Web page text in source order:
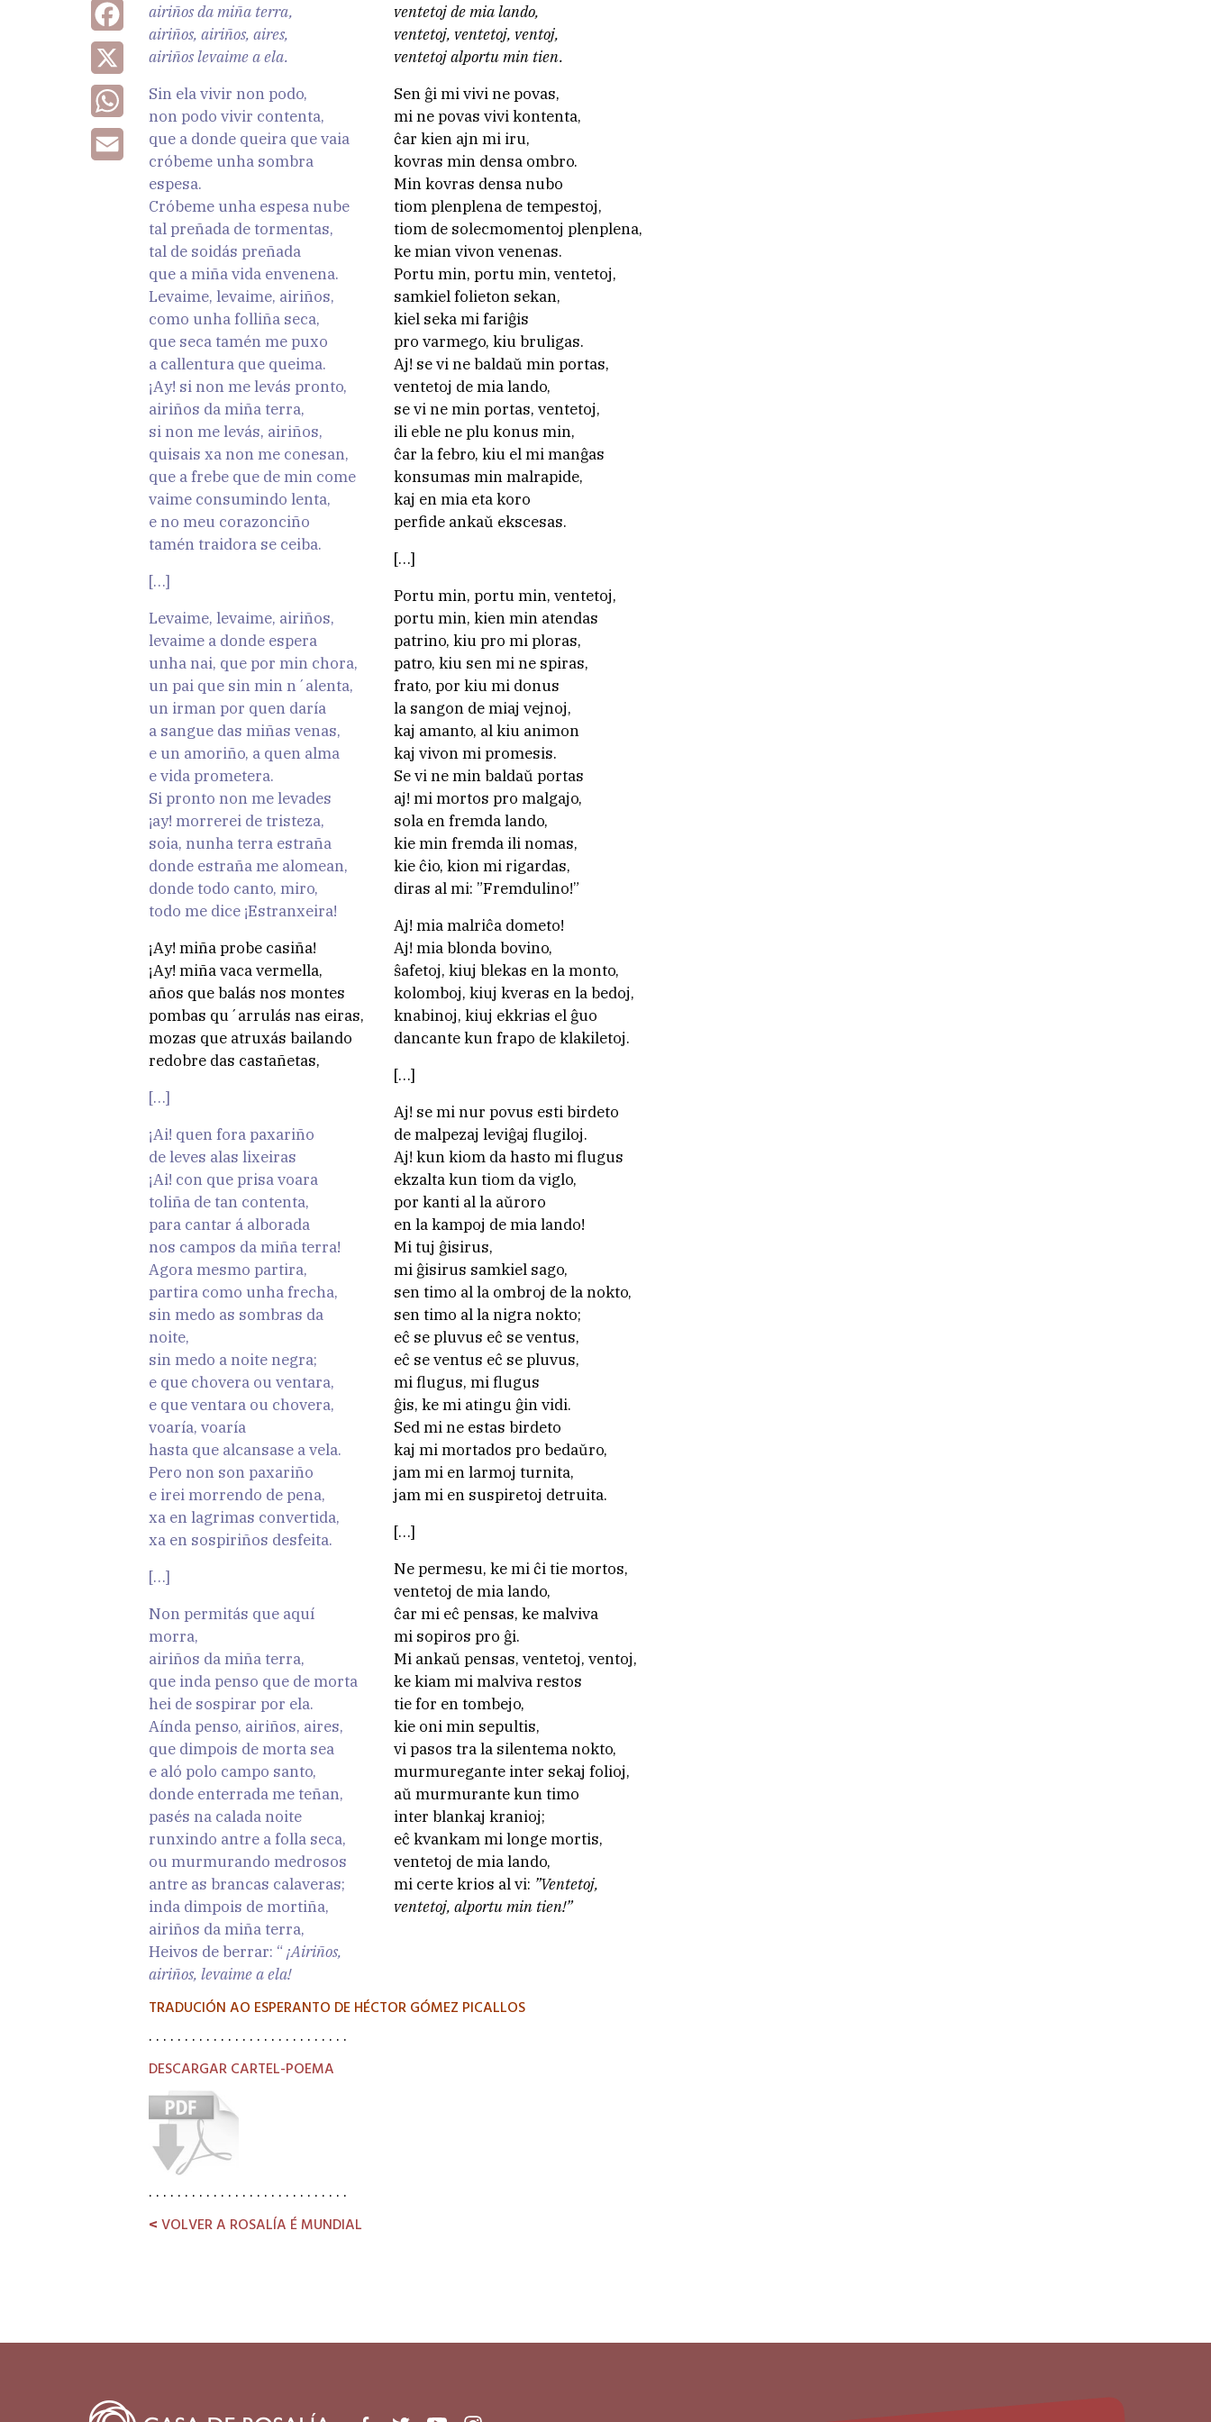
Facebook
WhatsApp
Email
airiños da miña terra,
airiños, airiños, aires,
airiños levaime a ela.
Sin ela vivir non podo,
non podo vivir contenta,
que a donde queira que vaia
cróbeme unha sombra
espesa.
Cróbeme unha espesa nube
tal preñada de tormentas,
tal de soidás preñada
que a miña vida envenena.
Levaime, levaime, airiños,
como unha folliña seca,
que seca tamén me puxo
a callentura que queima.
¡Ay! si non me levás pronto,
airiños da miña terra,
si non me levás, airiños,
quisais xa non me conesan,
que a frebe que de min come
vaime consumindo lenta,
e no meu corazonciño
tamén traidora se ceiba.
[…]
Levaime, levaime, airiños,
levaime a donde espera
unha nai, que por min chora,
un pai que sin min n´alenta,
un irman por quen daría
a sangue das miñas venas,
e un amoriño, a quen alma
e vida prometera.
Si pronto non me levades
¡ay! morrerei de tristeza,
soia, nunha terra estraña
donde estraña me alomean,
donde todo canto, miro,
todo me dice ¡Estranxeira!
¡Ay! miña probe casiña!
¡Ay! miña vaca vermella,
años que balás nos montes
pombas qu´arrulás nas eiras,
mozas que atruxás bailando
redobre das castañetas,
[…]
¡Ai! quen fora paxariño
de leves alas lixeiras
¡Ai! con que prisa voara
toliña de tan contenta,
para cantar á alborada
nos campos da miña terra!
Agora mesmo partira,
partira como unha frecha,
sin medo as sombras da
noite,
sin medo a noite negra;
e que chovera ou ventara,
e que ventara ou chovera,
voaría, voaría
hasta que alcansase a vela.
Pero non son paxariño
e irei morrendo de pena,
xa en lagrimas convertida,
xa en sospiriños desfeita.
[…]
Non permitás que aquí
morra,
airiños da miña terra,
que inda penso que de morta
hei de sospirar por ela.
Aínda penso, airiños, aires,
que dimpois de morta sea
e aló polo campo santo,
donde enterrada me teñan,
pasés na calada noite
runxindo antre a folla seca,
ou murmurando medrosos
antre as brancas calaveras;
inda dimpois de mortiña,
airiños da miña terra,
Heivos de berrar: “ ¡Airiños,
airiños, levaime a ela!
ventetoj de mia lando,
ventetoj, ventetoj, ventoj,
ventetoj alportu min tien.
Sen ĝi mi vivi ne povas,
mi ne povas vivi kontenta,
ĉar kien ajn mi iru,
kovras min densa ombro.
Min kovras densa nubo
tiom plenplena de tempestoj,
tiom de solecmomentoj plenplena,
ke mian vivon venenas.
Portu min, portu min, ventetoj,
samkiel folieton sekan,
kiel seka mi fariĝis
pro varmego, kiu bruligas.
Aj! se vi ne baldaŭ min portas,
ventetoj de mia lando,
se vi ne min portas, ventetoj,
ili eble ne plu konus min,
ĉar la febro, kiu el mi manĝas
konsumas min malrapide,
kaj en mia eta koro
perfide ankaŭ ekscesas.
[…]
Portu min, portu min, ventetoj,
portu min, kien min atendas
patrino, kiu pro mi ploras,
patro, kiu sen mi ne spiras,
frato, por kiu mi donus
la sangon de miaj vejnoj,
kaj amanto, al kiu animon
kaj vivon mi promesis.
Se vi ne min baldaŭ portas
aj! mi mortos pro malgajo,
sola en fremda lando,
kie min fremda ili nomas,
kie ĉio, kion mi rigardas,
diras al mi: ”Fremdulino!”
Aj! mia malriĉa dometo!
Aj! mia blonda bovino,
ŝafetoj, kiuj blekas en la monto,
kolomboj, kiuj kveras en la bedoj,
knabinoj, kiuj ekkrias el ĝuo
dancante kun frapo de klakiletoj.
[…]
Aj! se mi nur povus esti birdeto
de malpezaj leviĝaj flugiloj.
Aj! kun kiom da hasto mi flugus
ekzalta kun tiom da viglo,
por kanti al la aŭroro
en la kampoj de mia lando!
Mi tuj ĝisirus,
mi ĝisirus samkiel sago,
sen timo al la ombroj de la nokto,
sen timo al la nigra nokto;
eĉ se pluvus eĉ se ventus,
eĉ se ventus eĉ se pluvus,
mi flugus, mi flugus
ĝis, ke mi atingu ĝin vidi.
Sed mi ne estas birdeto
kaj mi mortados pro bedaŭro,
jam mi en larmoj turnita,
jam mi en suspiretoj detruita.
[…]
Ne permesu, ke mi ĉi tie mortos,
ventetoj de mia lando,
ĉar mi eĉ pensas, ke malviva
mi sopiros pro ĝi.
Mi ankaŭ pensas, ventetoj, ventoj,
ke kiam mi malviva restos
tie for en tombejo,
kie oni min sepultis,
vi pasos tra la silentema nokto,
murmuregante inter sekaj folioj,
aŭ murmurante kun timo
inter blankaj kranioj;
eĉ kvankam mi longe mortis,
ventetoj de mia lando,
mi certe krios al vi: ”Ventetoj,
ventetoj, alportu min tien!”
TRADUCIÓN AO ESPERANTO DE HÉCTOR GÓMEZ PICALLOS
. . . . . . . . . . . . . . . . . . . . . . . . . . . .
DESCARGAR CARTEL-POEMA
. . . . . . . . . . . . . . . . . . . . . . . . . . . .
<VOLVER A ROSALÍA É MUNDIAL